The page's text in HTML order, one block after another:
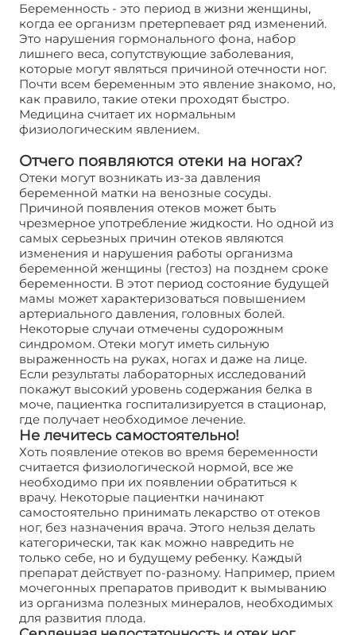
Беременность - это период в жизни женщины,
когда ее организм претерпевает ряд изменений.
Это нарушения гормонального фона, набор
лишнего веса, сопутствующие заболевания,
которые могут являться причиной отечности ног.
Почти всем беременным это явление знакомо, но,
как правило, такие отеки проходят быстро.
Медицина считает их нормальным
физиологическим явлением.
Отчего появляются отеки на ногах?
Отеки могут возникать из-за давления
беременной матки на венозные сосуды.
Причиной появления отеков может быть
чрезмерное употребление жидкости. Но одной из
самых серьезных причин отеков являются
изменения и нарушения работы организма
беременной женщины (гестоз) на позднем сроке
беременности. В этот период состояние будущей
мамы может характеризоваться повышением
артериального давления, головных болей.
Некоторые случаи отмечены судорожным
синдромом. Отеки могут иметь сильную
выраженность на руках, ногах и даже на лице.
Если результаты лабораторных исследований
покажут высокий уровень содержания белка в
моче, пациентка госпитализируется в стационар,
где получает необходимое лечение.
Не лечитесь самостоятельно!
Хоть появление отеков во время беременности
считается физиологической нормой, все же
необходимо при их появлении обратиться к
врачу. Некоторые пациентки начинают
самостоятельно принимать лекарство от отеков
ног, без назначения врача. Этого нельзя делать
категорически, так как можно навредить не
только себе, но и будущему ребенку. Каждый
препарат действует по-разному. Например, прием
мочегонных препаратов приводит к вымыванию
из организма полезных минералов, необходимых
для развития плода.